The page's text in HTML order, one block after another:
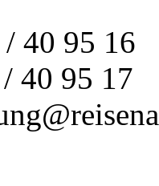
40 95 16
40 95 17